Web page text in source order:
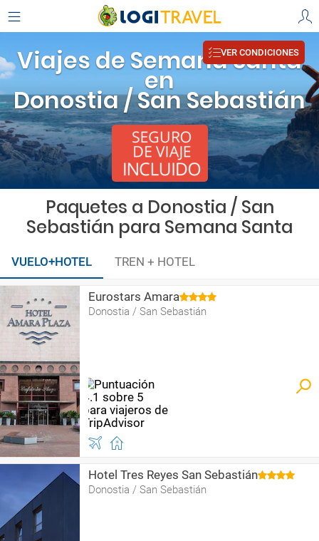
Viajes de Semana Santa
en
Donostia / San Sebastián
VER CONDICIONES
Paquetes a Donostia / San
Sebastián para Semana Santa
VUELO+HOTEL TREN + HOTEL
Eurostars Amara
Donostia / San Sebastián
Hotel Tres Reyes San Sebastián
Donostia / San Sebastián